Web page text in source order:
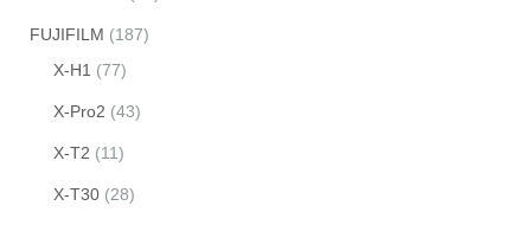
FUJIFILM (187)
X-H1 (77)
X-Pro2 (43)
X-T2 (11)
X-T30 (28)